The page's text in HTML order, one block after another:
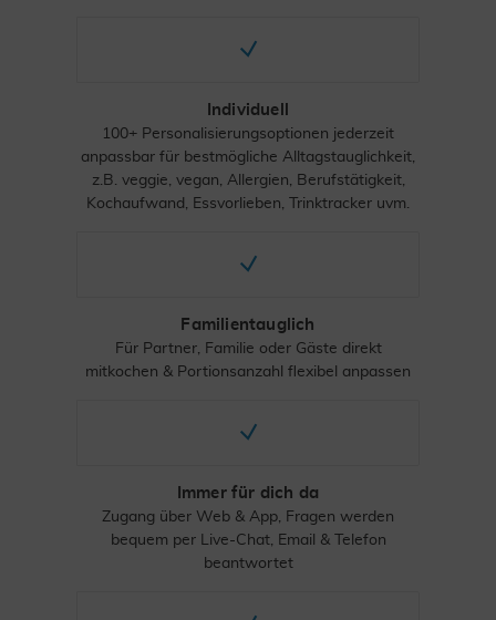
Individuell
100+ Personalisierungsoptionen jederzeit
anpassbar für bestmögliche Alltagstauglichkeit,
z.B. veggie, vegan, Allergien, Berufstätigkeit,
Kochaufwand, Essvorlieben, Trinktracker uvm.
Familientauglich
Für Partner, Familie oder Gäste direkt
mitkochen & Portionsanzahl flexibel anpassen
Immer für dich da
Zugang über Web & App, Fragen werden
bequem per Live-Chat, Email & Telefon
beantwortet